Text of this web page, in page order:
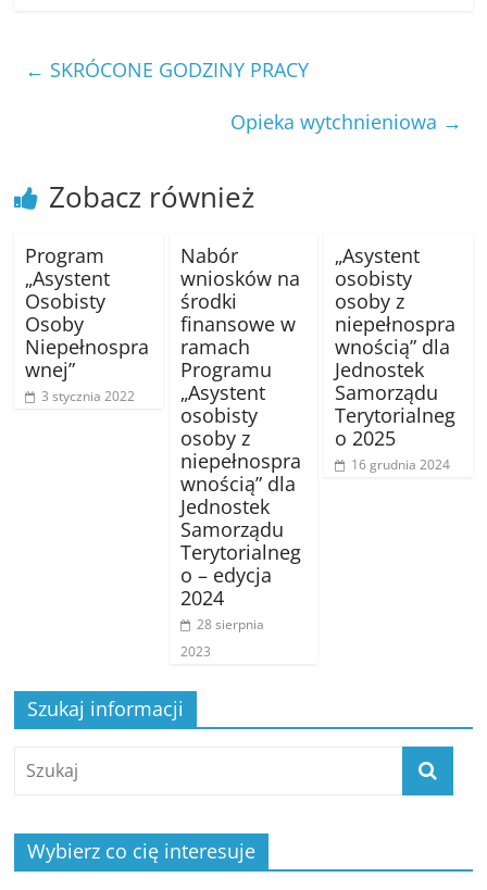
← SKRÓCONE GODZINY PRACY
Opieka wytchnieniowa →
Zobacz również
Program
„Asystent
Osobisty
Osoby
Niepełnospra
wnej”
3 stycznia 2022
Nabór
wniosków na
środki
finansowe w
ramach
Programu
„Asystent
osobisty
osoby z
niepełnospra
wnością” dla
Jednostek
Samorządu
Terytorialneg
o – edycja
2024
28 sierpnia
2023
„Asystent
osobisty
osoby z
niepełnospra
wnością” dla
Jednostek
Samorządu
Terytorialneg
o 2025
16 grudnia 2024
Szukaj informacji
Wybierz co cię interesuje